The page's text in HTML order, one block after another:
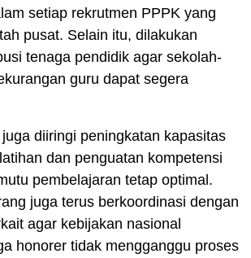
setiap rekrutmen PPPK yang
pusat. Selain itu, dilakukan
tenaga pendidik agar sekolah-
guru dapat segera
diiringi peningkatan kapasitas
dan penguatan kompetensi
pembelajaran tetap optimal.
juga terus berkoordinasi dengan
agar kebijakan nasional
honorer tidak mengganggu proses